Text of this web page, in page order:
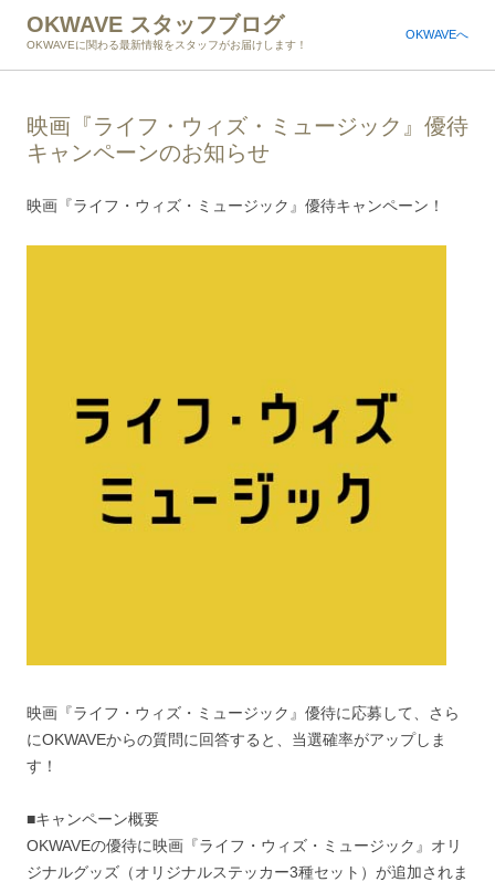
OKWAVE スタッフブログ
OKWAVEに関わる最新情報をスタッフがお届けします！
OKWAVEへ
映画『ライフ・ウィズ・ミュージック』優待
キャンペーンのお知らせ
映画『ライフ・ウィズ・ミュージック』優待キャンペーン！
映画『ライフ・ウィズ・ミュージック』優待に応募して、さら
にOKWAVEからの質問に回答すると、当選確率がアップしま
す！
■キャンペーン概要
OKWAVEの優待に映画『ライフ・ウィズ・ミュージック』オリ
ジナルグッズ（オリジナルステッカー3種セット）が追加されま